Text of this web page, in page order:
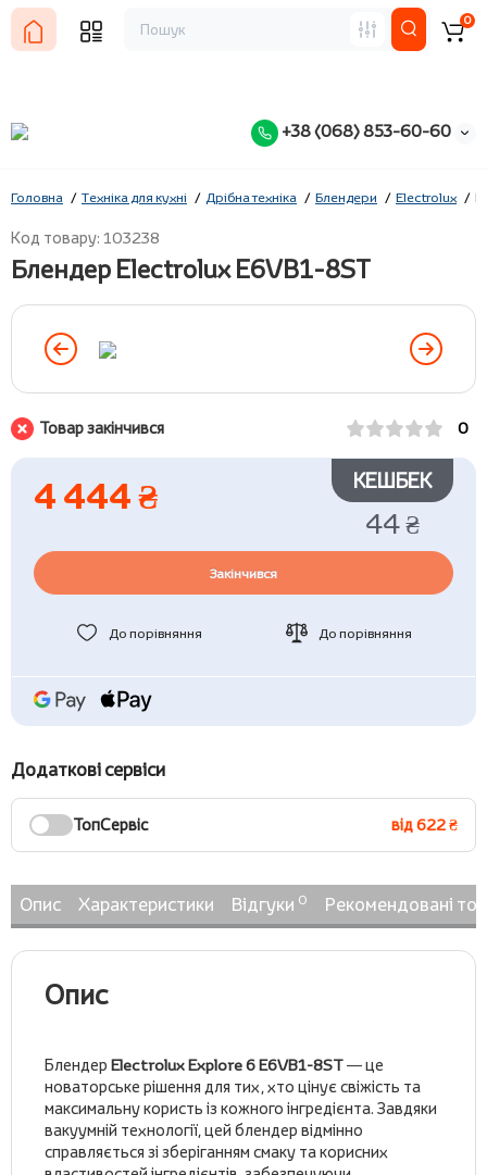
+38 (068) 853-60-60
0
Головна Техніка для кухні Дрібна техніка Блендери Electrolux
Код товару: 103238
Блендер Electrolux E6VB1-8ST
Товар закінчився 0
4 444 ₴ КЕШБЕК
44 ₴
Закінчився
До порівняння До порівняння
Додаткові сервіси
ТопСервіс від 622 ₴
Опис Характеристики Відгуки 0 Рекомендовані
Опис
Блендер Electrolux Explore 6 E6VB1-8ST— це
новаторське рішення для тих, хто цінує свіжість та
максимальну користь із кожного інгредієнта. Завдяки
вакуумній технології, цей блендер відмінно
справляється зі зберіганням смаку та корисних